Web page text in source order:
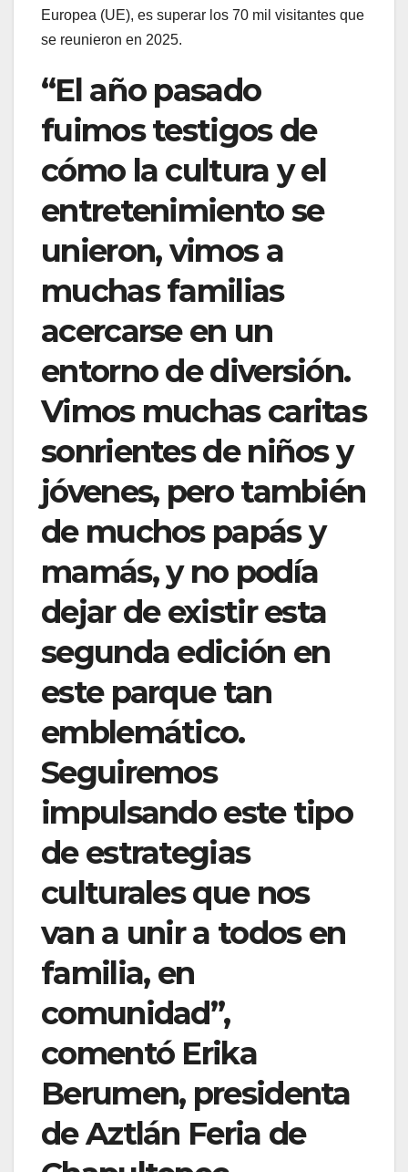
Europea (UE), es superar los 70 mil visitantes que
se reunieron en 2025.
“El año pasado
fuimos testigos de
cómo la cultura y el
entretenimiento se
unieron, vimos a
muchas familias
acercarse en un
entorno de diversión.
Vimos muchas caritas
sonrientes de niños y
jóvenes, pero también
de muchos papás y
mamás, y no podía
dejar de existir esta
segunda edición en
este parque tan
emblemático.
Seguiremos
impulsando este tipo
de estrategias
culturales que nos
van a unir a todos en
familia, en
comunidad”,
comentó Erika
Berumen, presidenta
de Aztlán Feria de